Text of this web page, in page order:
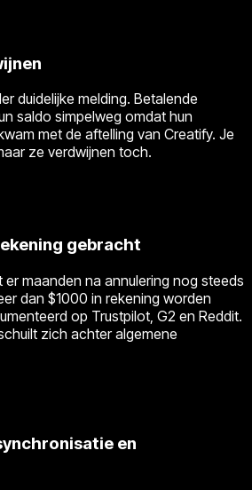
duidelijke melding. Betalende
saldo simpelweg omdat hun
met de aftelling van Creatify. Je
ze verdwijnen toch.
gebracht
er maanden na annulering nog steeds
dan $1000 in rekening worden
op Trustpilot, G2 en Reddit.
zich achter algemene
en